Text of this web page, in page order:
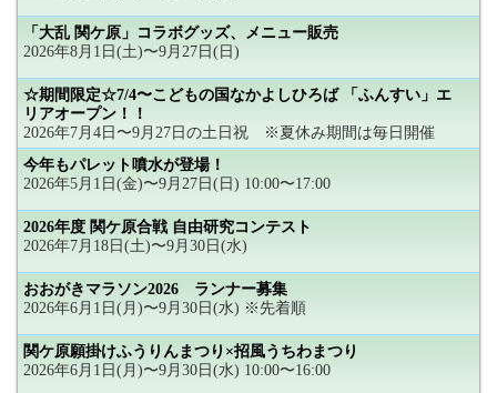
「大乱 関ケ原」コラボグッズ、メニュー販売
2026年8月1日(土)〜9月27日(日)
☆期間限定☆7/4〜こどもの国なかよしひろば 「ふんすい」エ
リアオープン！！
2026年7月4日〜9月27日の土日祝 ※夏休み期間は毎日開催
今年もパレット噴水が登場！
2026年5月1日(金)〜9月27日(日) 10:00〜17:00
2026年度 関ケ原合戦 自由研究コンテスト
2026年7月18日(土)〜9月30日(水)
おおがきマラソン2026 ランナー募集
2026年6月1日(月)〜9月30日(水) ※先着順
関ケ原願掛けふうりんまつり×招風うちわまつり
2026年6月1日(月)〜9月30日(水) 10:00〜16:00